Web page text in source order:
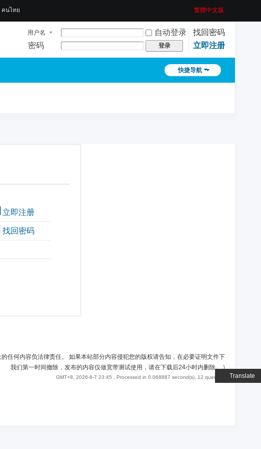
Translate
คนไทย 繁體中文版
用户名 自动登录
找回密码
密码
登录 立即注册
快捷导航
立即注册
找回密码
任何内容负法律责任。 如果本站部分内容侵犯您的版权请告知，在必要证明文件下
我们第一时间撤除，发布的内容仅做宽带测试使用，请在下载后24小时内删除。)
GMT+8, 2026-8-7 23:45 , Processed in 0.068887 second(s), 12 queries .